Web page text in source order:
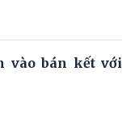
vào bán kết với